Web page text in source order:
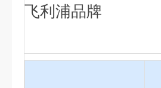
飞利浦品牌